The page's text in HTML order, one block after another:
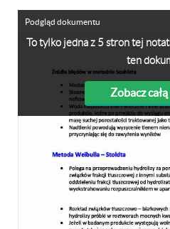
To tylko jedna z 5 stron tej
ten
Zobacz
Podgląd dokumentu